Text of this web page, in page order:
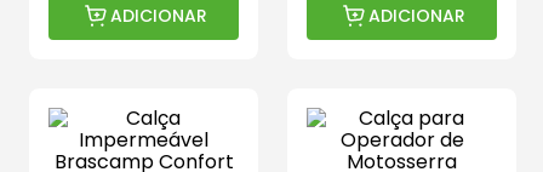
ADICIONAR ADICIONAR